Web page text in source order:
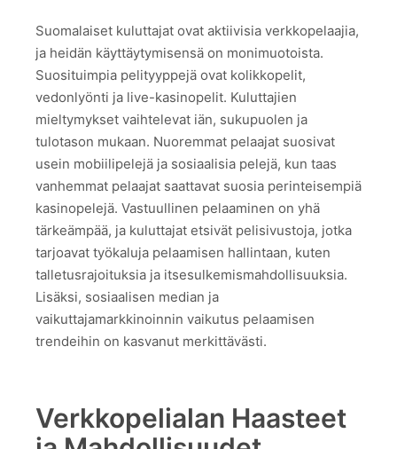
Suomalaiset kuluttajat ovat aktiivisia verkkopelaajia,
ja heidän käyttäytymisensä on monimuotoista.
Suosituimpia pelityyppejä ovat kolikkopelit,
vedonlyönti ja live-kasinopelit. Kuluttajien
mieltymykset vaihtelevat iän, sukupuolen ja
tulotason mukaan. Nuoremmat pelaajat suosivat
usein mobiilipelejä ja sosiaalisia pelejä, kun taas
vanhemmat pelaajat saattavat suosia perinteisempiä
kasinopelejä. Vastuullinen pelaaminen on yhä
tärkeämpää, ja kuluttajat etsivät pelisivustoja, jotka
tarjoavat työkaluja pelaamisen hallintaan, kuten
talletusrajoituksia ja itsesulkemismahdollisuuksia.
Lisäksi, sosiaalisen median ja
vaikuttajamarkkinoinnin vaikutus pelaamisen
trendeihin on kasvanut merkittävästi.
Verkkopelialan Haasteet